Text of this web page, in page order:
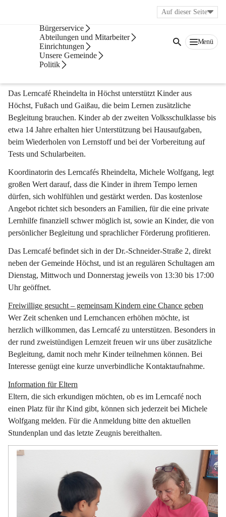
Bürgerservice
Abteilungen und Mitarbeiter
Einrichtungen
Unsere Gemeinde
Politik
Menü
Auf dieser Seite
Soziales & Gesundheit
Lerncafé Rheindelta
Das Lerncafé Rheindelta in Höchst unterstützt Kinder aus
Höchst, Fußach und Gaißau, die beim Lernen zusätzliche
Begleitung brauchen. Kinder ab der zweiten Volksschulklasse bis
etwa 14 Jahre erhalten hier Unterstützung bei Hausaufgaben,
beim Wiederholen von Lernstoff und bei der Vorbereitung auf
Tests und Schularbeiten.
Koordinatorin des Lerncafés Rheindelta, Michele Wolfgang, legt
großen Wert darauf, dass die Kinder in ihrem Tempo lernen
dürfen, sich wohlfühlen und gestärkt werden. Das kostenlose
Angebot richtet sich besonders an Familien, für die eine private
Lernhilfe finanziell schwer möglich ist, sowie an Kinder, die von
persönlicher Begleitung und sprachlicher Förderung profitieren.
Das Lerncafé befindet sich in der Dr.-Schneider-Straße 2, direkt
neben der Gemeinde Höchst, und ist an regulären Schultagen am
Dienstag, Mittwoch und Donnerstag jeweils von 13:30 bis 17:00
Uhr geöffnet.
Freiwillige gesucht – gemeinsam Kindern eine Chance geben
Wer Zeit schenken und Lernchancen erhöhen möchte, ist
herzlich willkommen, das Lerncafé zu unterstützen. Besonders in
der rund zweistündigen Lernzeit freuen wir uns über zusätzliche
Begleitung, damit noch mehr Kinder teilnehmen können. Bei
Interesse genügt eine kurze unverbindliche Kontaktaufnahme.
Information für Eltern
Eltern, die sich erkundigen möchten, ob es im Lerncafé noch
einen Platz für ihr Kind gibt, können sich jederzeit bei Michele
Wolfgang melden. Für die Anmeldung bitte den aktuellen
Stundenplan und das letzte Zeugnis bereithalten.